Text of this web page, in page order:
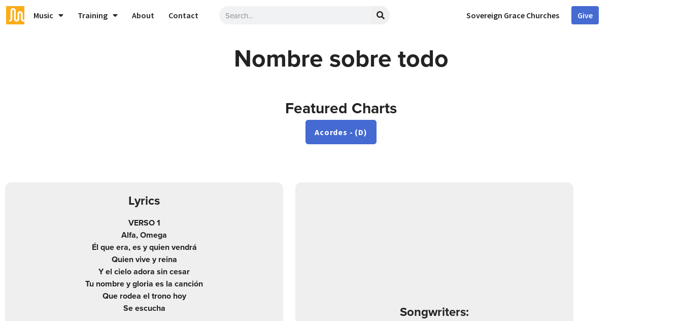
Music Training About Contact Sovereign Grace Churches Give
Nombre sobre todo
Featured Charts
Acordes - (D)
Lyrics
VERSO 1
Alfa, Omega
Él que era, es y quien vendrá
Quien vive y reina
Y el cielo adora sin cesar
Tu nombre y gloria es la canción
Que rodea el trono hoy
Se escucha
Songwriters: